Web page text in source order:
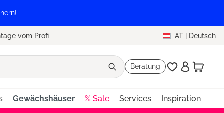
vom Profi AT | Deutsch
Beratung
Gewächshäuser % Sale Services Inspiration